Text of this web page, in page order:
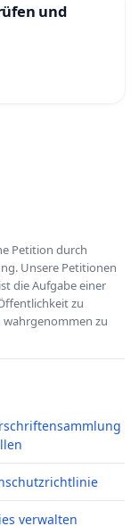
und
Petition durch
Unsere Petitionen
die Aufgabe einer
zu
zu
verwalten